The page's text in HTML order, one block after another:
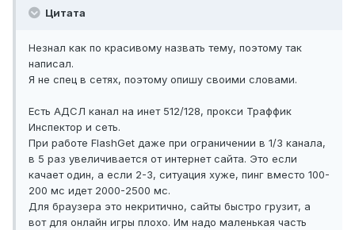
Цитата
Незнал как по красивому назвать тему, поэтому так
написал.
Я не спец в сетях, поэтому опишу своими словами.
Есть АДСЛ канал на инет 512/128, прокси Траффик
Инспектор и сеть.
При работе FlashGet даже при ограничении в 1/3 канала,
в 5 раз увеличивается от интернет сайта. Это если
качает один, а если 2-3, ситуация хуже, пинг вместо 100-
200 мс идет 2000-2500 мс.
Для браузера это некритично, сайты быстро грузит, а
вот для онлайн игры плохо. Им надо маленькая часть